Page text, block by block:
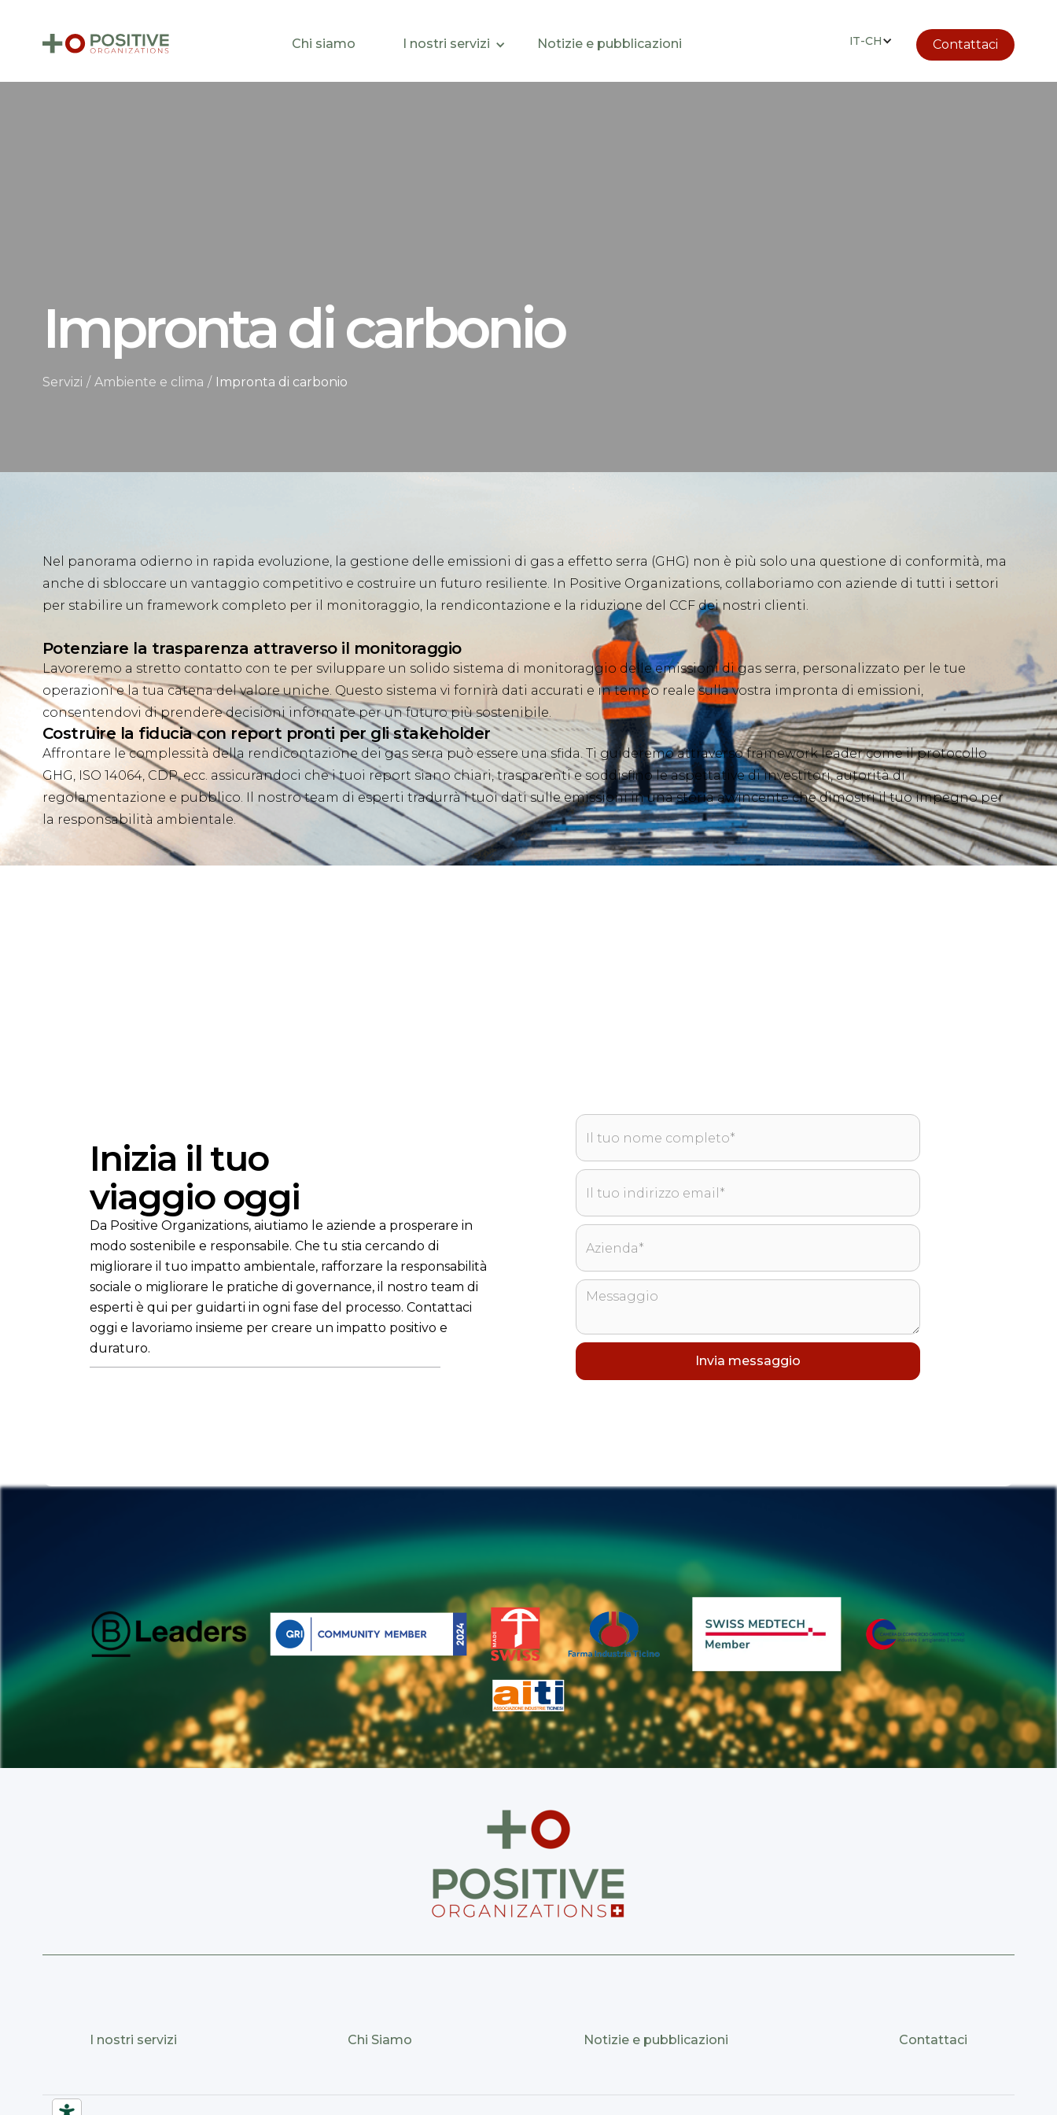
Chi siamo I nostri servizi Notizie e pubblicazioni IT-CH Contattaci
Impronta di carbonio
Servizi / Ambiente e clima / Impronta di carbonio
Nel panorama odierno in rapida evoluzione, la gestione delle emissioni di gas a effetto serra (GHG) non è più solo una questione di conformità, ma
anche di sbloccare un vantaggio competitivo e costruire un futuro resiliente. In Positive Organizations, collaboriamo con aziende di tutti i settori
per stabilire un framework completo per il monitoraggio, la rendicontazione e la riduzione del CCF dei nostri clienti.
Potenziare la trasparenza attraverso il monitoraggio
Lavoreremo a stretto contatto con te per sviluppare un solido sistema di monitoraggio delle emissioni di gas serra, personalizzato per le tue
operazioni e la tua catena del valore uniche. Questo sistema vi fornirà dati accurati e in tempo reale sulla vostra impronta di emissioni,
consentendovi di prendere decisioni informate per un futuro più sostenibile.
Costruire la fiducia con report pronti per gli stakeholder
Affrontare le complessità della rendicontazione dei gas serra può essere una sfida. Ti guideremo attraverso framework leader come il protocollo
GHG, ISO 14064, CDP, ecc. assicurandoci che i tuoi report siano chiari, trasparenti e soddisfino le aspettative di investitori, autorità di
regolamentazione e pubblico. Il nostro team di esperti tradurrà i tuoi dati sulle emissioni in una storia avvincente che dimostri il tuo impegno per
la responsabilità ambientale.
Inizia il tuo
viaggio oggi
Da Positive Organizations, aiutiamo le aziende a prosperare in
modo sostenibile e responsabile. Che tu stia cercando di
migliorare il tuo impatto ambientale, rafforzare la responsabilità
sociale o migliorare le pratiche di governance, il nostro team di
esperti è qui per guidarti in ogni fase del processo. Contattaci
oggi e lavoriamo insieme per creare un impatto positivo e
duraturo.
I nostri servizi Chi Siamo Notizie e pubblicazioni Contattaci